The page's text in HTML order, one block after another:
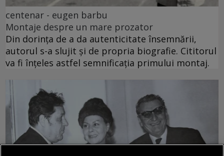
centenar - eugen barbu
Montaje despre un mare prozator
Din dorința de a da autenticitate însemnării,
autorul s-a slujit și de propria biografie. Cititorul
va fi înțeles astfel semnificația primului montaj.